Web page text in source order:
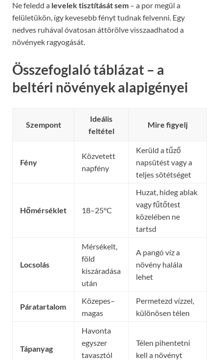
Ne feledd a levelek tisztítását sem – a por megül a
felületükön, így kevesebb fényt tudnak felvenni. Egy
nedves ruhával óvatosan áttörölve visszaadhatod a
növények ragyogását.
Összefoglaló táblázat – a
beltéri növények alapigényei
Szempont
Ideális
feltétel
Mire figyelj
Fény
Közvetett
napfény
Kerüld a tűző
napsütést vagy a
teljes sötétséget
Hőmérséklet 18–25°C
Huzat, hideg ablak
vagy fűtőtest
közelében ne
tartsd
Locsolás
Mérsékelt,
föld
kiszáradása
után
A pangó víz a
növény halála
lehet
Páratartalom
Közepes–
magas
Permetezd vízzel,
különösen télen
Tápanyag
Havonta
egyszer
tavasztól
Télen pihentetni
kell a növényt